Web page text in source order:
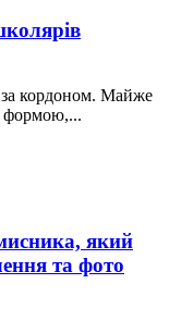
за кордоном. Майже
формою,...
який
та фото